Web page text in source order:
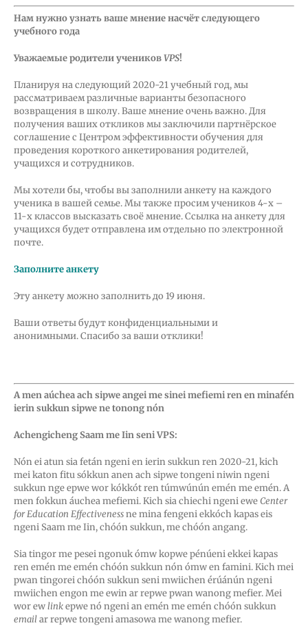
Нам нужно узнать ваше мнение насчёт следующего
учебного года
Уважаемые родители учениковVPS!
Планируя на следующий 2020-21 учебный год, мы
рассматриваем различные варианты безопасного
возвращения в школу. Ваше мнение очень важно. Для
получения ваших откликов мы заключили партнёрское
соглашение с Центром эффективности обучения для
проведения короткого анкетирования родителей,
учащихся и сотрудников.
Мы хотели бы, чтобы вы заполнили анкету на каждого
ученика в вашей семье. Мы также просим учеников 4-х –
11-х классов высказать своё мнение. Ссылка на анкету для
учащихся будет отправлена им отдельно по электронной
почте.
Заполните анкету
Эту анкету можно заполнить до 19 июня.
Ваши ответы будут конфиденциальными и
анонимными.Спасибо за ваши отклики!
A men aúchea ach sipwe angei me sinei mefiemi ren en minafén
ierin sukkun sipwe ne tonong nón
Achengicheng Saam me Iin seni VPS:
Nón ei atun sia fetán ngeni en ierin sukkun ren 2020-21, kich
mei katon fitu sókkun anen ach sipwe tongeni niwin ngeni
sukkun nge epwe wor kókkót ren túmwúnún emén me emén. A
men fokkun áuchea mefiemi. Kich sia chiechi ngeni eweCenter
for Education Effectivenessne mina fengeni ekkóch kapas eis
ngeni Saam me Iin, chóón sukkun, me chóón angang.
Sia tingor me pesei ngonuk ómw kopwe pénúeni ekkei kapas
ren emén me emén chóón sukkun nón ómw en famini. Kich mei
pwan tingorei chóón sukkun seni mwiichen érúánún ngeni
mwiichen engon me ewin ar repwe pwan wanong mefier. Mei
wor ewlinkepwe nó ngeni an emén me emén chóón sukkun
emailar repwe tongeni amasowa me wanong mefier.